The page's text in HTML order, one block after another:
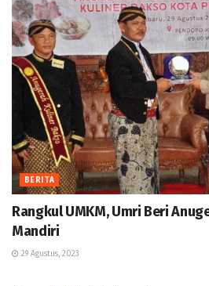
BERITA
Rangkul UMKM, Umri Beri
Mandiri
29 Agustus, 2023